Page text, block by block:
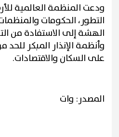
ودعت المنظمة العالمية
التطور، الحكومات
الهشة إلى الاستفادة من
وأنظمة الإنذار المبكر للحد
على السكان والاقتصادات.
المصدر: وات